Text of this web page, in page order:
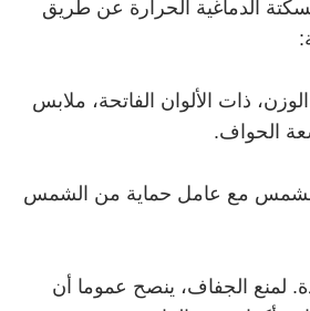
الدماغية الحرارة عن طريق
ذات الألوان الفاتحة، ملابس
الحواف.
مع عامل حماية من الشمس
لمنع الجفاف، ينصح عموما أن